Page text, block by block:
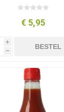
€ 5,95
i
h
BESTEL